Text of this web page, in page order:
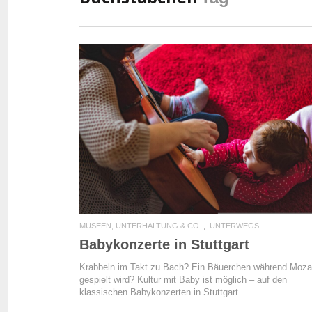
READ MORE
MUSEEN, UNTERHALTUNG & CO. UNTERWEGS
Babykonzerte in Stuttgart
Krabbeln im Takt zu Bach? Ein Bäuerchen während
gespielt wird? Kultur mit Baby ist möglich – auf den
klassischen Babykonzerten in Stuttgart.